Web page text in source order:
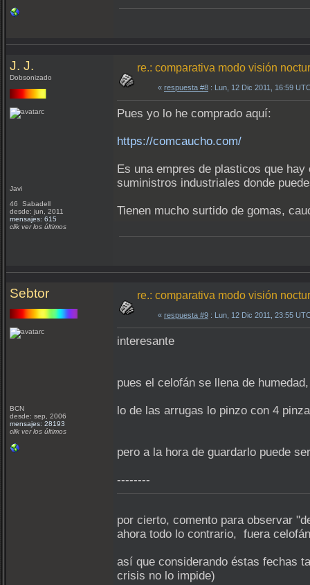
J. J.
Dobsonizado
Javi
46 Sabadell
desde: jun, 2011
mensajes: 615
clik ver los últimos
re.: comparativa modo visión
« respuesta #8 : Lun, 12 Dic 2011, 16:59
Pues yo lo he comprado aquí:
https://comcaucho.com/
Es una empres de plasticos que
suministros industriales donde
Tienen mucho surtido de gomas,
Sebtor
BCN
desde: sep, 2006
mensajes: 28193
clik ver los últimos
re.: comparativa modo visión
« respuesta #9 : Lun, 12 Dic 2011, 23:55
interesante
pues el celofán se llena de
lo de las arrugas lo pinzo con 4
pero a la hora de guardarlo puede
--------
por cierto, comento para observar
ahora todo lo contrario, fuera
así que considerando éstas fechas
crisis no lo impide)